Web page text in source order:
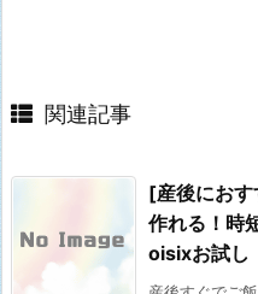
関連記事
[産後にお
作れる！時
oisixお試し